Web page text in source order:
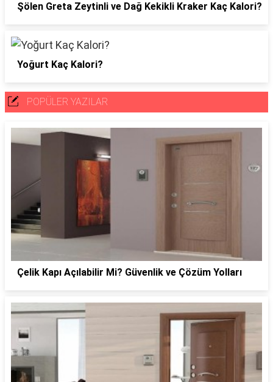
Şölen Greta Zeytinli ve Dağ Kekikli Kraker Kaç Kalori?
Yoğurt Kaç Kalori?
POPÜLER YAZILAR
Çelik Kapı Açılabilir Mi? Güvenlik ve Çözüm Yolları